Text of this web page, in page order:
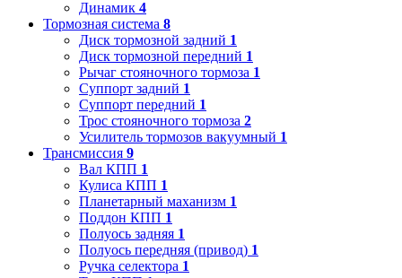
Динамик 4
Тормозная система 8
Диск тормозной задний 1
Диск тормозной передний 1
Рычаг стояночного тормоза 1
Суппорт задний 1
Суппорт передний 1
Трос стояночного тормоза 2
Усилитель тормозов вакуумный 1
Трансмиссия 9
Вал КПП 1
Кулиса КПП 1
Планетарный маханизм 1
Поддон КПП 1
Полуось задняя 1
Полуось передняя (привод) 1
Ручка селектора 1